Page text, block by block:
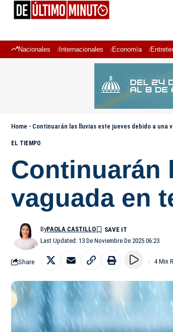
Nacionales Internacionales Economía
Home - Continuarán las lluvias este jueves debido a
EL TIEMPO
Continuarán
vaguada en
Last Updated: 13 De Noviembre De 2025 06:23
ByPAOLA CASTILLO
Share 4 Min